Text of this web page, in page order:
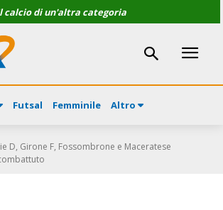
calcio di un'altra categoria
Futsal Femminile Altro
D, Girone F, Fossombrone e Maceratese